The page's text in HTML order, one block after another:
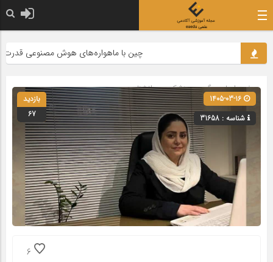
چین با ماهواره‌های هوش مصنوعی قدرت محاسبات 30 لپ‌تاپ را
صفحه اصلی» گروه »پزشکی و روانشناسی
شناسه : 31658
بازدید
67
6